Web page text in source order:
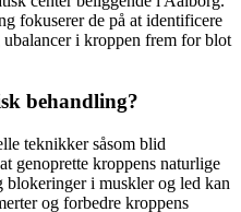
fokuserer de på at identificere
ubalancer i kroppen frem for blot
behandling?
teknikker såsom blid
genoprette kroppens naturlige
blokeringer i muskler og led kan
og forbedre kroppens